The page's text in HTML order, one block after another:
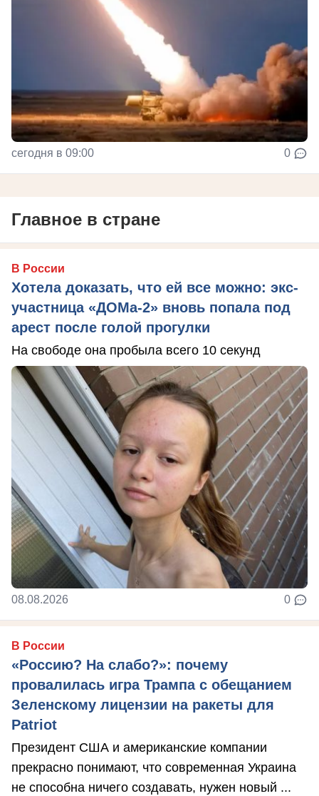
сегодня в 09:00 0
Главное в стране
В России
Хотела доказать, что ей все можно: экс-
участница «ДОМа-2» вновь попала под
арест после голой прогулки
На свободе она пробыла всего 10 секунд
08.08.2026 0
В России
«Россию? На слабо?»: почему
провалилась игра Трампа с обещанием
Зеленскому лицензии на ракеты для
Patriot
Президент США и американские компании
прекрасно понимают, что современная Украина
не способна ничего создавать, нужен новый ...